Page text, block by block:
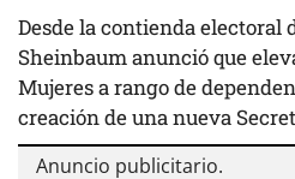
Desde la contienda electoral
Sheinbaum anunció que
Mujeres a rango de
creación de una nueva